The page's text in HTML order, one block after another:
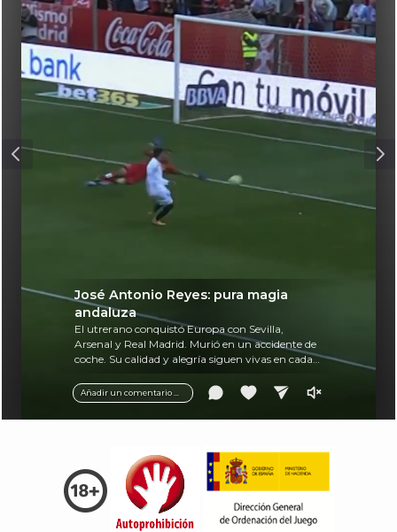
Añadir un comentario ...
José Antonio Reyes: pura magia
andaluza
El utrerano conquistó Europa con Sevilla,
Arsenal y Real Madrid. Murió en un accidente de
coche. Su calidad y alegría siguen vivas en cada